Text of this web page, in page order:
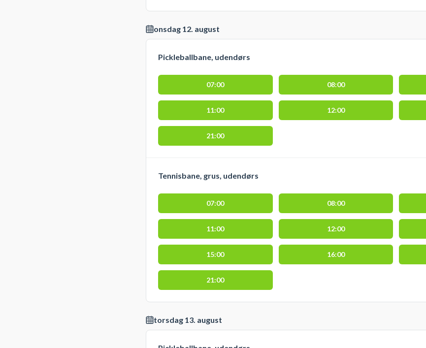
onsdag 12. august
Pickleballbane, udendørs
07:00 08:00
11:00 12:00
21:00
Tennisbane, grus, udendørs
07:00 08:00
11:00 12:00
15:00 16:00
21:00
torsdag 13. august